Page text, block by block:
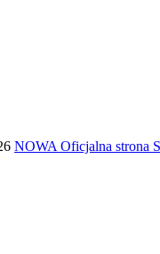
NOWA Oficjalna strona